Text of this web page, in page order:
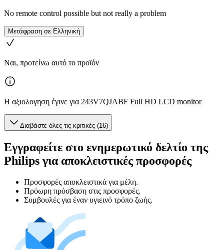
No remote control possible but not really a problem
Μετάφραση σε Ελληνική
Ναι, προτείνω αυτό το προϊόν
Η αξιολογηση έγινε για 243V7QJABF Full HD LCD monitor
Διαβάστε όλες τις κριτικές (16)
Εγγραφείτε στο ενημερωτικό δελτίο της
Philips για αποκλειστικές προσφορές
Προσφορές αποκλειστικά για μέλη.
Πρόωρη πρόσβαση στις προσφορές.
Συμβουλές για έναν υγιεινό τρόπο ζωής.